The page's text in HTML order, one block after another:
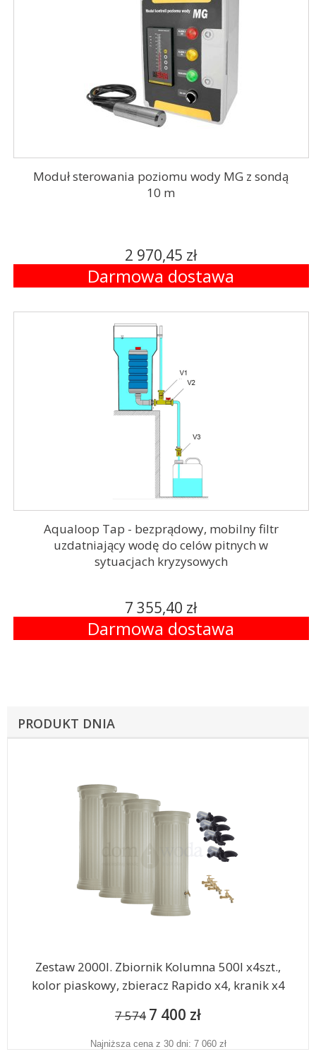
PRODUKT DNIA
Zestaw 2000l. Zbiornik Kolumna 500l x4szt.,
kolor piaskowy, zbieracz Rapido x4, kranik x4
7 574 7 400 zł
Najniższa cena z 30 dni: 7 060 zł
Moduł sterowania poziomu wody MG z sondą
10 m
2 970,45 zł
Darmowa dostawa
Aqualoop Tap - bezprądowy, mobilny filtr
uzdatniający wodę do celów pitnych w
sytuacjach kryzysowych
7 355,40 zł
Darmowa dostawa